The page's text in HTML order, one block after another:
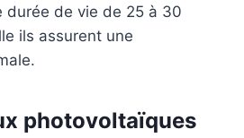
durée de vie de 25 à 30
ils assurent une
photovoltaïques